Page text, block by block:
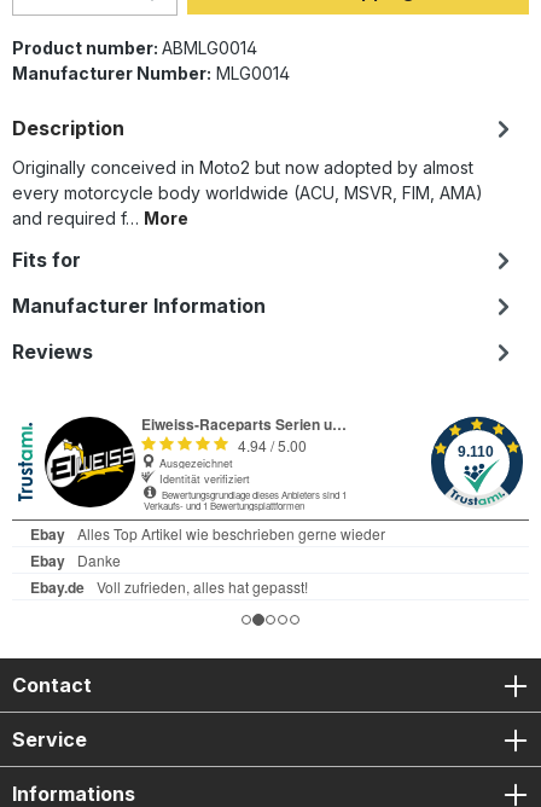
Product number: ABMLG0014
Manufacturer Number: MLG0014
Description
Originally conceived in Moto2 but now adopted by almost
every motorcycle body worldwide (ACU, MSVR, FIM, AMA)
and required f… More
Fits for
Manufacturer Information
Reviews
Contact
Service
Informations